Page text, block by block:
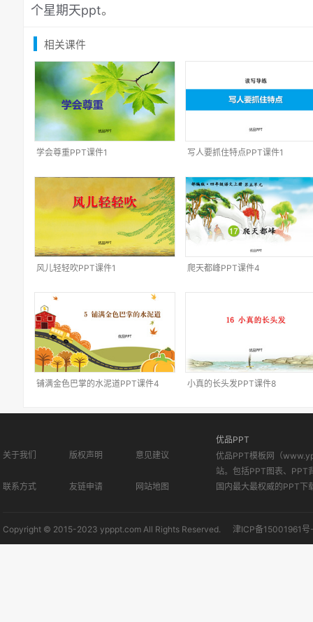
个星期天ppt。
相关课件
学会尊重PPT课件1 写人要抓住特点PPT课件1
风儿轻轻吹PPT课件1 爬天都峰PPT课件4
铺满金色巴掌的水泥道PPT课件4 小真的长头发PPT课件8
关于我们 版权声明 意见建议
联系方式 友链申请 网站地图
优品PPT
优品PPT模板网（
站。包括PPT图表、PPT
国内最大最权威的PPT下
Copyright © 2015-2023 ypppt.com All Rights Reserved. 津ICP备15001961号